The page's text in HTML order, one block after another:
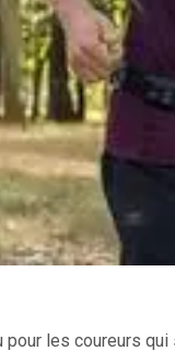
pour les coureurs